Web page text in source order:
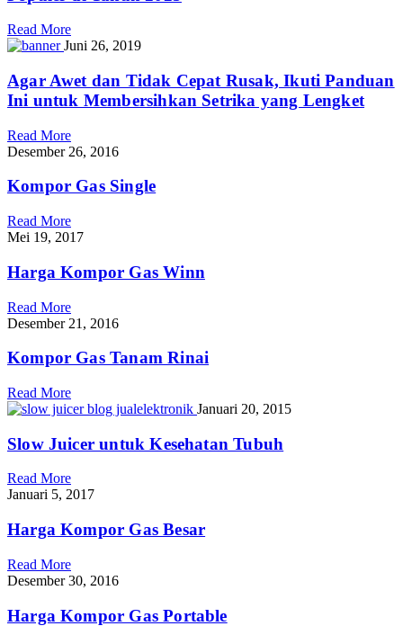
Read More
Juni 26, 2019
Agar Awet dan Tidak Cepat Rusak, Ikuti Panduan
Ini untuk Membersihkan Setrika yang Lengket
Read More
Desember 26, 2016
Kompor Gas Single
Read More
Mei 19, 2017
Harga Kompor Gas Winn
Read More
Desember 21, 2016
Kompor Gas Tanam Rinai
Read More
Januari 20, 2015
Slow Juicer untuk Kesehatan Tubuh
Read More
Januari 5, 2017
Harga Kompor Gas Besar
Read More
Desember 30, 2016
Harga Kompor Gas Portable